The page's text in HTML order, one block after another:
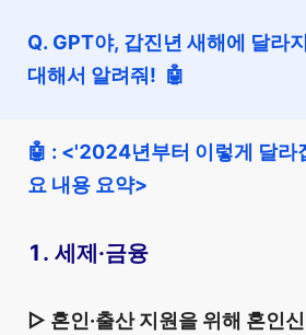
Q. GPT야, 갑진년 새해에 달라
대해서 알려줘! 🤖
🤖 : <'2024년부터 이렇게 달라
요 내용 요약>
1. 세제·금융
▷ 혼인·출산 지원을 위해 혼인